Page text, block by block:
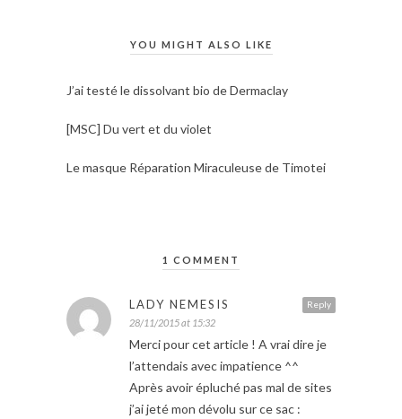
YOU MIGHT ALSO LIKE
J’ai testé le dissolvant bio de Dermaclay
[MSC] Du vert et du violet
Le masque Réparation Miraculeuse de Timotei
1 COMMENT
Reply
LADY NEMESIS
28/11/2015 at 15:32
Merci pour cet article ! A vrai dire je
l’attendais avec impatience ^^
Après avoir épluché pas mal de sites
j’ai jeté mon dévolu sur ce sac :